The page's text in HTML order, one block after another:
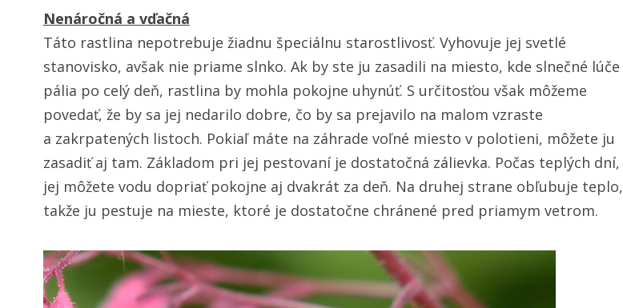
Nenáročná a vďačná
Táto rastlina nepotrebuje žiadnu špeciálnu starostlivosť. Vyhovuje jej svetlé
stanovisko, avšak nie priame slnko. Ak by ste ju zasadili na miesto, kde slnečné lúče
pália po celý deň, rastlina by mohla pokojne uhynúť. S určitosťou však môžeme
povedať, že by sa jej nedarilo dobre, čo by sa prejavilo na malom vzraste
a zakrpatených listoch. Pokiaľ máte na záhrade voľné miesto v polotieni, môžete ju
zasadiť aj tam. Základom pri jej pestovaní je dostatočná zálievka. Počas teplých dní,
jej môžete vodu dopriať pokojne aj dvakrát za deň. Na druhej strane obľubuje teplo,
takže ju pestuje na mieste, ktoré je dostatočne chránené pred priamym vetrom.